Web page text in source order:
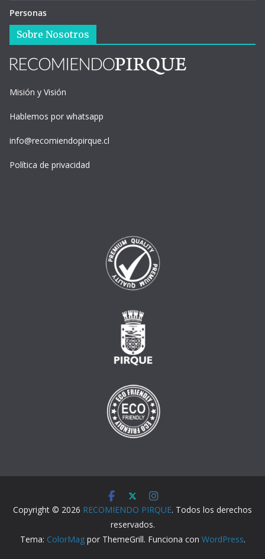
Personas
Sobre Nosotros
Misión y Visión
Hablemos por whatsapp
info@recomiendopirque.cl
Política de privacidad
Copyright © 2026 RECOMIENDO PIRQUE. Todos los derechos
reservados.
Tema: ColorMagpor ThemeGrill. Funciona con WordPress.